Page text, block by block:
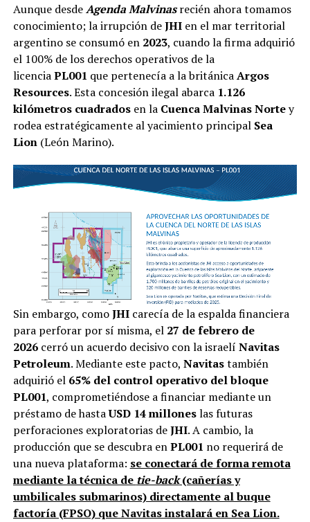
Aunque desdeAgenda Malvinasrecién ahora tomamos
conocimiento; la irrupción deJHI en el mar territorial
argentino se consumó en 2023, cuando la firma adquirió
el 100% de los derechos operativos de la
licenciaPL001 que pertenecía a la británicaArgos
Resources. Esta concesión ilegal abarca 1.126
kilómetros cuadradosen la Cuenca Malvinas Nortey
rodea estratégicamente al yacimiento principal Sea
Lion(León Marino).
Sin embargo, comoJHIcarecía de la espalda financiera
para perforar por sí misma, el 27 de febrero de
2026cerró un acuerdo decisivo con la israelí Navitas
Petroleum. Mediante este pacto, Navitastambién
adquirió el 65% del control operativo del bloque
PL001, comprometiéndose a financiar mediante un
préstamo de hastaUSD 14 milloneslas futuras
perforaciones exploratorias deJHI. A cambio, la
producción que se descubra enPL001 no requerirá de
una nueva plataforma: se conectará de forma remota
mediante la técnica de tie-back(cañerías y
umbilicales submarinos) directamente al buque
factoría (FPSO) que Navitas instalará en Sea Lion.